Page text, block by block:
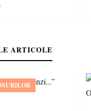
ARTICOLE